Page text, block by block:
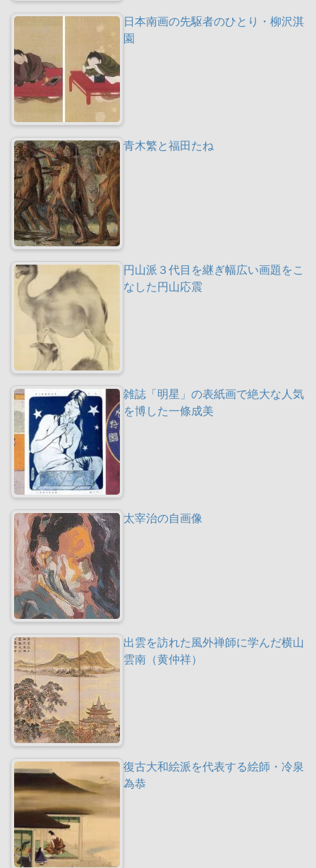
日本南画の先駆者のひとり・柳沢淇
園
青木繁と福田たね
円山派３代目を継ぎ幅広い画題をこ
なした円山応震
雑誌「明星」の表紙画で絶大な人気
を博した一條成美
太宰治の自画像
出雲を訪れた風外禅師に学んだ横山
雲南（黄仲祥）
復古大和絵派を代表する絵師・冷泉
為恭